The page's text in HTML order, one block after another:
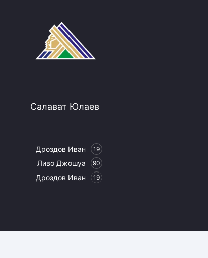
Салават Юлаев
Дроздов Иван 19
Ливо Джошуа 90
Дроздов Иван 19